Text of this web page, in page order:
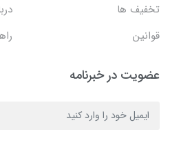
تخفیف ها
قوانین
عضویت در خبرنامه